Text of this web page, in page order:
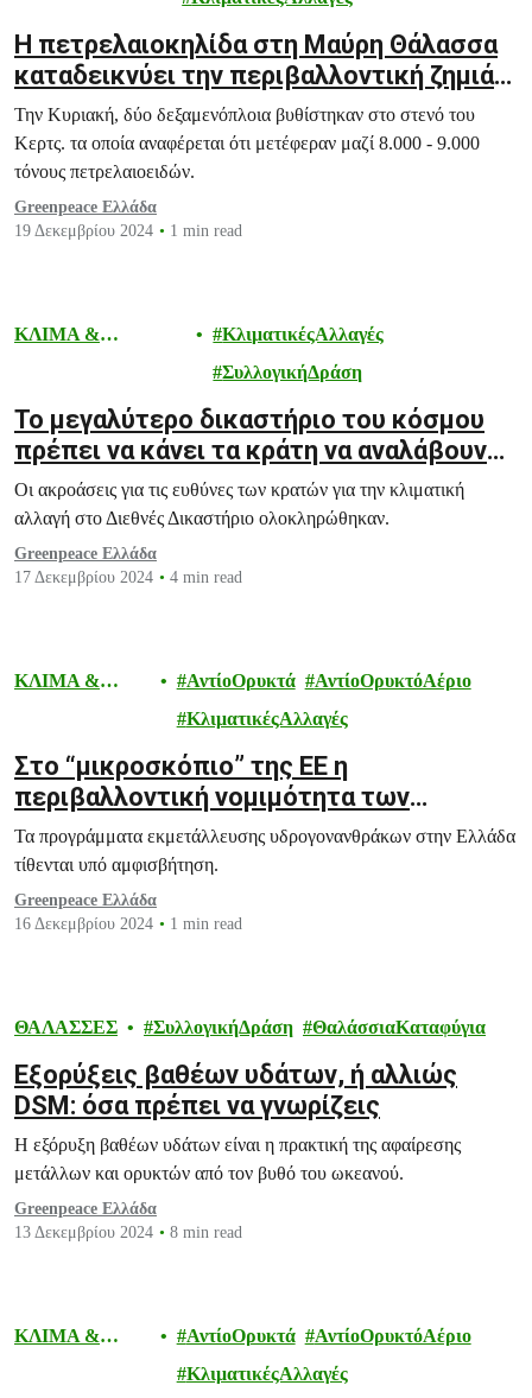
Η πετρελαιοκηλίδα στη Μαύρη Θάλασσα
καταδεικνύει την περιβαλλοντική ζημιά
που μπορούν να προκαλέσουν τα παλιά
δεξαμενόπλοια ρωσικού πετρελαίου
Την Κυριακή, δύο δεξαμενόπλοια βυθίστηκαν στο στενό του
Κερτς. τα οποία αναφέρεται ότι μετέφεραν μαζί 8.000 - 9.000
τόνους πετρελαιοειδών.
Greenpeace Ελλάδα
19 Δεκεμβρίου 2024
1 min read
ΚΛΙΜΑ &
ΚλιματικέςΑλλαγές
ΣυλλογικήΔράση
Το μεγαλύτερο δικαστήριο του κόσμου
πρέπει να κάνει τα κράτη να αναλάβουν
τις ευθύνες τους για την κλιματική
αλλαγή
Οι ακροάσεις για τις ευθύνες των κρατών για την κλιματική
αλλαγή στο Διεθνές Δικαστήριο ολοκληρώθηκαν.
Greenpeace Ελλάδα
17 Δεκεμβρίου 2024
4 min read
ΚΛΙΜΑ &
ΑντίοΟρυκτά
ΑντίοΟρυκτόΑέριο
ΚλιματικέςΑλλαγές
Στο “μικροσκόπιο” της ΕΕ η
περιβαλλοντική νομιμότητα των
προγραμμάτων εξόρυξης
υδρογονανθράκων στις ελληνικές
θάλασσες
Τα προγράμματα εκμετάλλευσης υδρογονανθράκων στην Ελλάδα
τίθενται υπό αμφισβήτηση.
Greenpeace Ελλάδα
16 Δεκεμβρίου 2024
1 min read
ΘΑΛΑΣΣΕΣ ΣυλλογικήΔράση ΘαλάσσιαΚαταφύγια
Εξορύξεις βαθέων υδάτων, ή αλλιώς
DSM: όσα πρέπει να γνωρίζεις
Η εξόρυξη βαθέων υδάτων είναι η πρακτική της αφαίρεσης
μετάλλων και ορυκτών από τον βυθό του ωκεανού.
Greenpeace Ελλάδα
13 Δεκεμβρίου 2024
8 min read
ΚΛΙΜΑ &
ΑντίοΟρυκτά
ΑντίοΟρυκτόΑέριο
ΚλιματικέςΑλλαγές